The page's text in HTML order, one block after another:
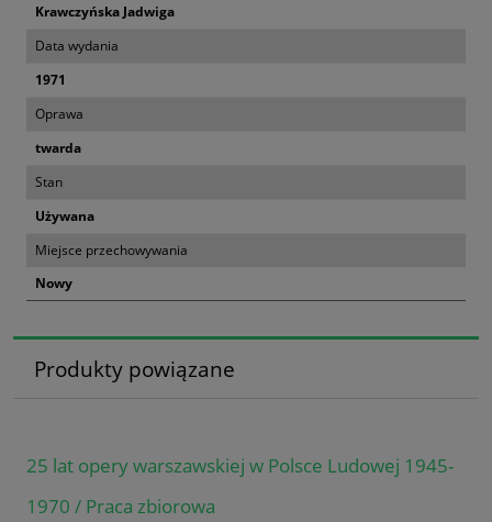
Krawczyńska Jadwiga
Data wydania
1971
Oprawa
twarda
Stan
Używana
Miejsce przechowywania
Nowy
Produkty powiązane
25 lat opery warszawskiej w Polsce Ludowej 1945-
1970 / Praca zbiorowa